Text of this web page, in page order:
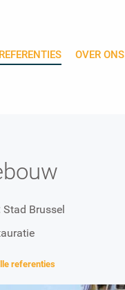
REFERENTIES OVER ONS
Stad Brussel
referenties